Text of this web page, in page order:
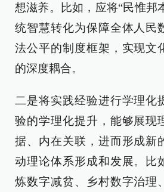
想滋养。比如，应将“民惟邦
统智慧转化为保障全体人民
法公平的制度框架，实现文
的深度耦合。
二是将实践经验进行学理化
验的学理化提升，能够展现
据、内在关联，进而形成新
动理论体系形成和发展。比
炼数字减贫、乡村数字治理